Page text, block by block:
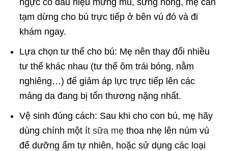
tạm dừng cho bú trực tiếp ở bên vú đó và đi
khám ngay.
Lựa chọn tư thế cho bú: Mẹ nên thay đổi nhiều
tư thế khác nhau (tư thế ôm trái bóng, nằm
nghiêng…) để giảm áp lực trực tiếp lên các
mảng da đang bị tổn thương nặng nhất.
Vệ sinh đúng cách: Sau khi cho con bú, mẹ hãy
dùng chính một ítsữa mẹ thoa nhẹ lên núm vú
để dưỡng ẩm tự nhiên, hoặc sử dụng các loại